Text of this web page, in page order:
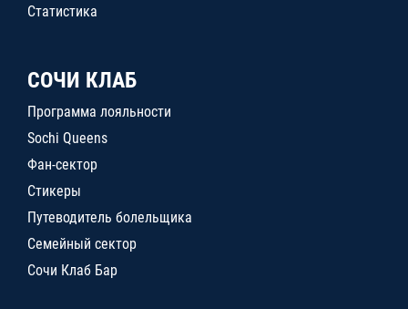
Статистика
СОЧИ КЛАБ
Программа лояльности
Sochi Queens
Фан-сектор
Стикеры
Путеводитель болельщика
Семейный сектор
Сочи Клаб Бар